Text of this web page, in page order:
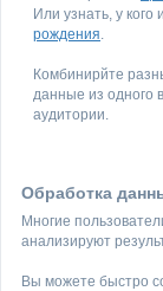
Или узнать, у кого
рождения.
Комбинирйте
данные из одного
аудитории.
Обработка
Многие
анализируют
Вы можете быстро